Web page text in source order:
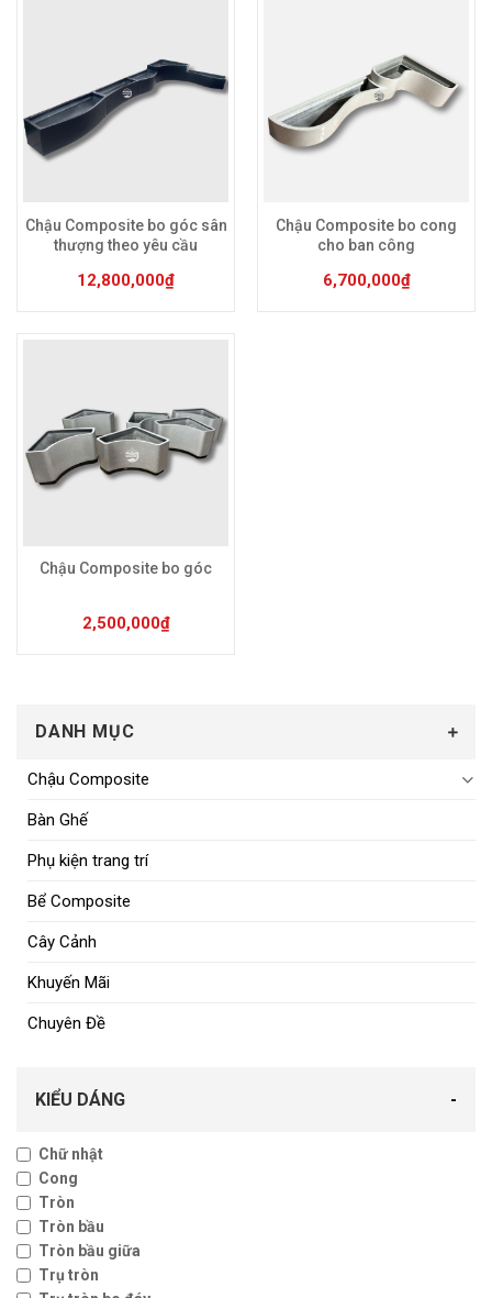
Chậu Composite bo góc sân
thượng theo yêu cầu
12,800,000₫
Chậu Composite bo cong
cho ban công
6,700,000₫
Chậu Composite bo góc
2,500,000₫
DANH MỤC
Chậu Composite
Bàn Ghế
Phụ kiện trang trí
Bể Composite
Cây Cảnh
Khuyến Mãi
Chuyên Đề
KIỂU DÁNG -
Chữ nhật
Cong
Tròn
Tròn bầu
Tròn bầu giữa
Trụ tròn